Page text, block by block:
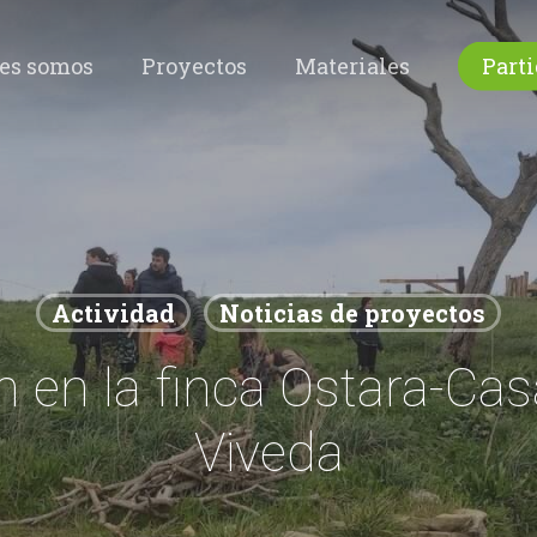
somos Proyectos Materiales
Actividad Noticias de proyectos
en la finca Ostara-
Viveda